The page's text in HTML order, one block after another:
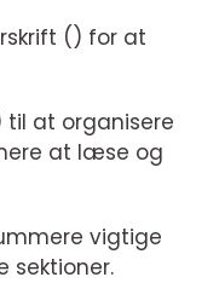
() for at
til at organisere
at læse og
vigtige
sektioner.